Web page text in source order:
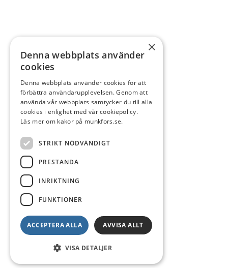
×
Denna webbplats använder
cookies
Denna webbplats använder cookies för att
förbättra användarupplevelsen. Genom att
använda vår webbplats samtycker du till alla
cookies i enlighet med vår cookiepolicy.
Läs mer om kakor på munkfors.se.
STRIKT NÖDVÄNDIGT
PRESTANDA
INRIKTNING
FUNKTIONER
ACCEPTERA ALLA AVVISA ALLT
VISA DETALJER